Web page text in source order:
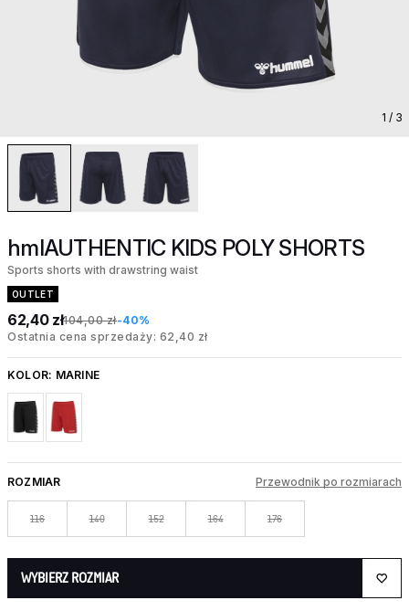
1 / 3
hmlAUTHENTIC KIDS POLY SHORTS
Sports shorts with drawstring waist
OUTLET
62,40 zł104,00 zł-40%
Ostatnia cena sprzedaży: 62,40 zł
KOLOR: MARINE
ROZMIAR Przewodnik po rozmiarach
116 140 152 164 176
WYBIERZ ROZMIAR